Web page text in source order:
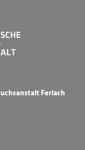
Ferlach